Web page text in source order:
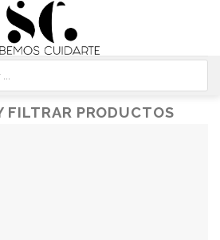
FILTRAR PRODUCTOS